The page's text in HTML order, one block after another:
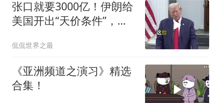
张口就要3000亿！伊朗给
美国开出“天价条件”，特
侃侃世界之最
《亚洲频道之演习》精选
合集！